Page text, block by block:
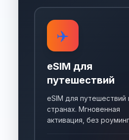
✈️
eSIM для
путешествий
eSIM для путешествий
странах. Мгновенная
активация, без